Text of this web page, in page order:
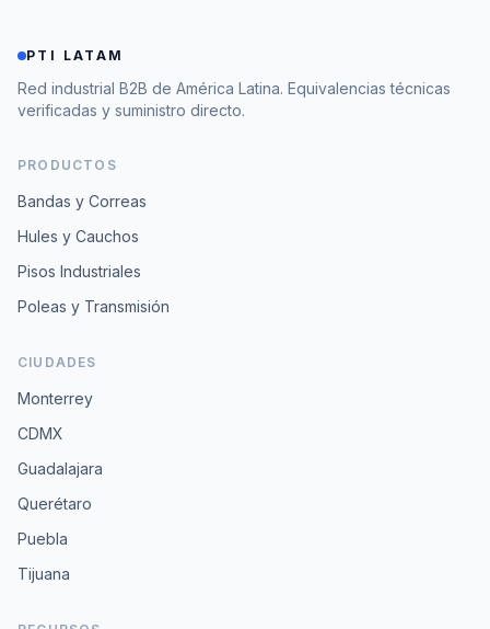
PTI LATAM
Red industrial B2B de América Latina. Equivalencias técnicas
verificadas y suministro directo.
PRODUCTOS
Bandas y Correas
Hules y Cauchos
Pisos Industriales
Poleas y Transmisión
CIUDADES
Monterrey
CDMX
Guadalajara
Querétaro
Puebla
Tijuana